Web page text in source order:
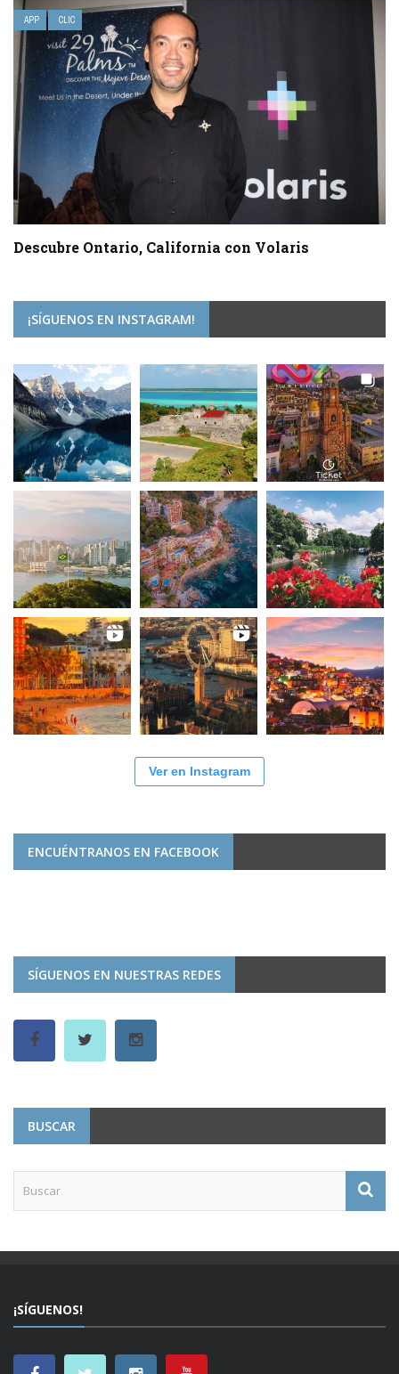
APP CLIC
Descubre Ontario, California con Volaris
¡SÍGUENOS EN INSTAGRAM!
Ver en Instagram
ENCUÉNTRANOS EN FACEBOOK
SÍGUENOS EN NUESTRAS REDES
BUSCAR
¡SÍGUENOS!